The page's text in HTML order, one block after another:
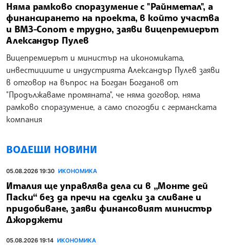
Няма рамково споразумение с "Райнметал", а
финансирането на проекта, в който участва
и ВМЗ-Сопот е трудно, заяви вицепремиерът
Александър Пулев
Вицепремиерът и министър на икономиката,
инвестициите и индустрията Александър Пулев заяви
в отговор на въпрос на Богдан Богданов от
"Продължаваме промяната", че няма договор, няма
рамково споразумение, а само спогодби с германската
компания
ВОДЕЩИ НОВИНИ
05.08.2026 19:30 ИКОНОМИКА
Италия ще управлява дела си в „Монте дей
Паски“ без да пречи на сделки за сливане и
придобиване, заяви финансовият министър
Джорджети
05.08.2026 19:14 ИКОНОМИКА